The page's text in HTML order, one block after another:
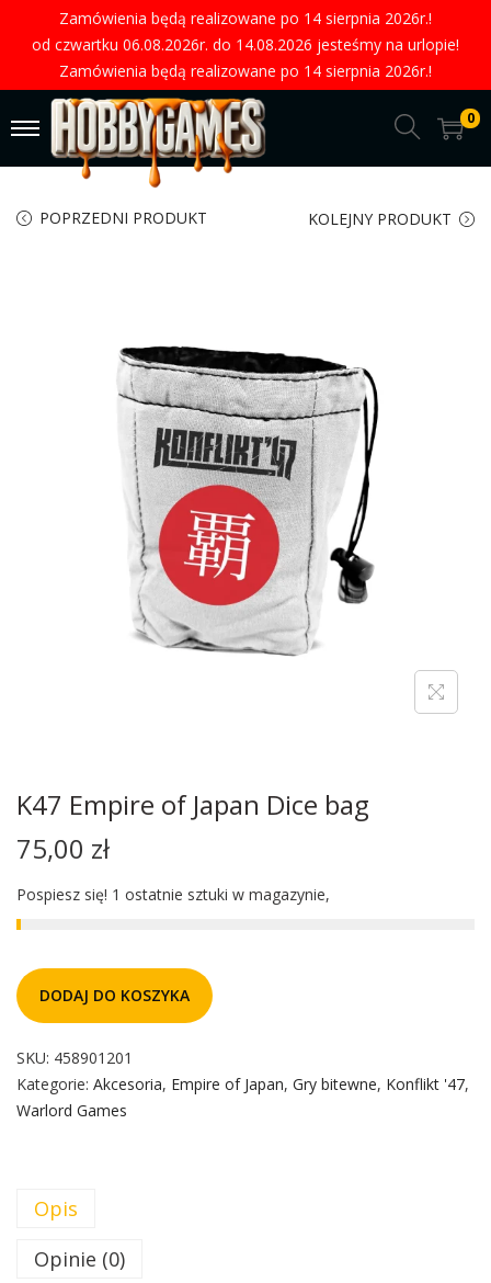
Zamówienia będą realizowane po 14 sierpnia 2026r.!
od czwartku 06.08.2026r. do 14.08.2026 jesteśmy na urlopie!
Zamówienia będą realizowane po 14 sierpnia 2026r.!
0
POPRZEDNI PRODUKT KOLEJNY PRODUKT
K47 Empire of Japan Dice bag
75,00 zł
Pospiesz się! 1 ostatnie sztuki w magazynie,
DODAJ DO KOSZYKA
SKU: 458901201
Kategorie: Akcesoria, Empire of Japan, Gry bitewne, Konflikt '47,
Warlord Games
Opis
Opinie (0)